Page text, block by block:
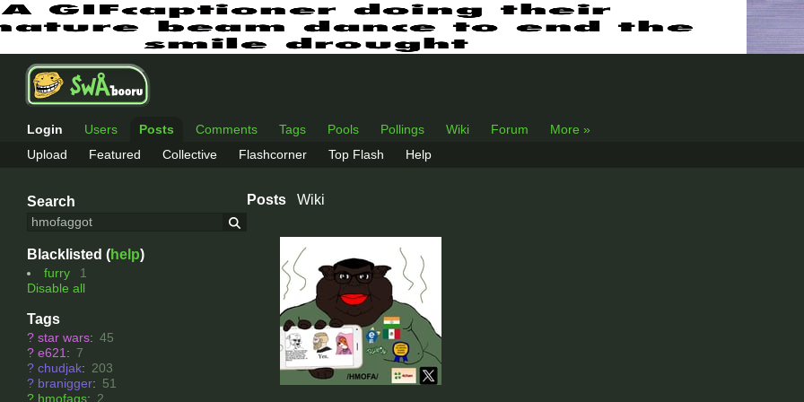
Login Users Posts Comments Tags Pools Pollings Wiki Forum
More »
Upload
Featured Collective Flashcorner Top Flash Help
Search
Blacklisted (help)
furry
1
Disable all
Tags
? star wars: 45
? e621 : 7
? chudjak: 203
? branigger: 51
? hmofags: 2
Posts Wiki